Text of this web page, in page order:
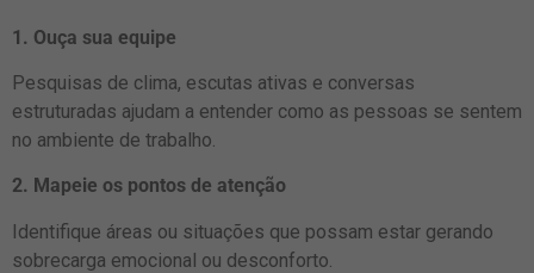
1. Ouça sua equipe
Pesquisas de clima, escutas ativas e conversas
estruturadas ajudam a entender como as pessoas se sentem
no ambiente de trabalho.
2. Mapeie os pontos de atenção
Identifique áreas ou situações que possam estar gerando
sobrecarga emocional ou desconforto.